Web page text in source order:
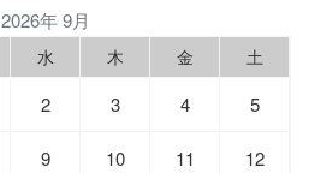
2026年 9月
水 木 金 土
2 3 4 5
9 10 11 12